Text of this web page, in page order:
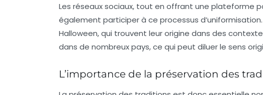
Les réseaux sociaux, tout en offrant une plateforme
également participer à ce processus
Halloween, qui trouvent leur origine dans des
dans de nombreux pays, ce qui peut diluer le sens
L’importance de la préservation des